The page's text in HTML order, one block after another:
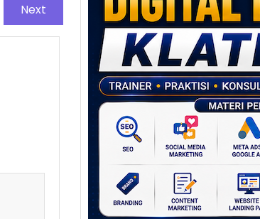
Next
Narasumber
Digital Marketing
Klaten: Membantu
UMKM dan SDM
Lokal Naik Kelas
Melalui Strategi
Digital
Setiap daerah memiliki
potensi ekonomi yang
berbeda, dan Klaten
adalah…